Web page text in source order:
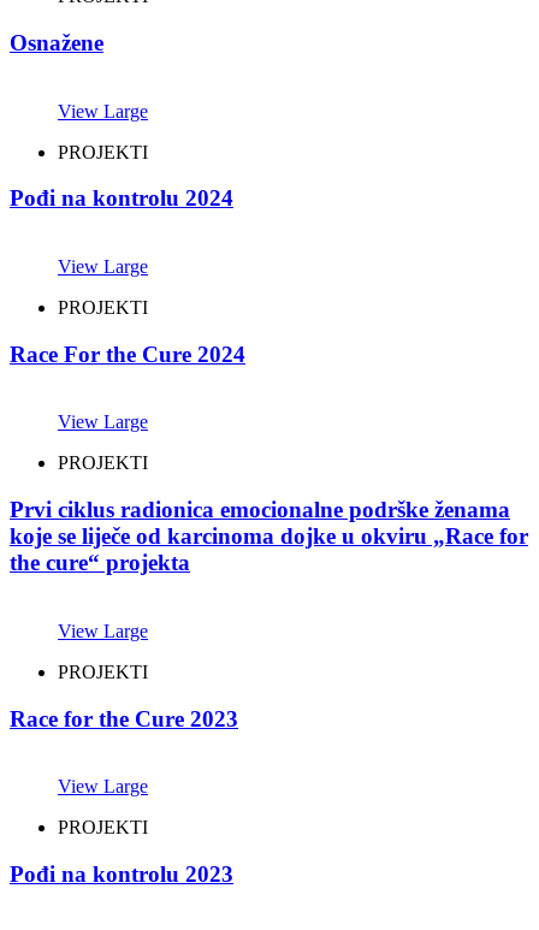
Osnažene
View Large
PROJEKTI
Pođi na kontrolu 2024
View Large
PROJEKTI
Race For the Cure 2024
View Large
PROJEKTI
Prvi ciklus radionica emocionalne podrške ženama
koje se liječe od karcinoma dojke u okviru „Race for
the cure“ projekta
View Large
PROJEKTI
Race for the Cure 2023
View Large
PROJEKTI
Pođi na kontrolu 2023